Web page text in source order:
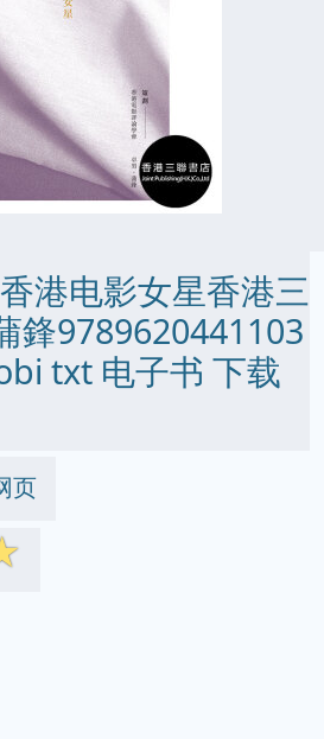
港电影女星香港三
鋒9789620441103
txt 电子书 下载
页